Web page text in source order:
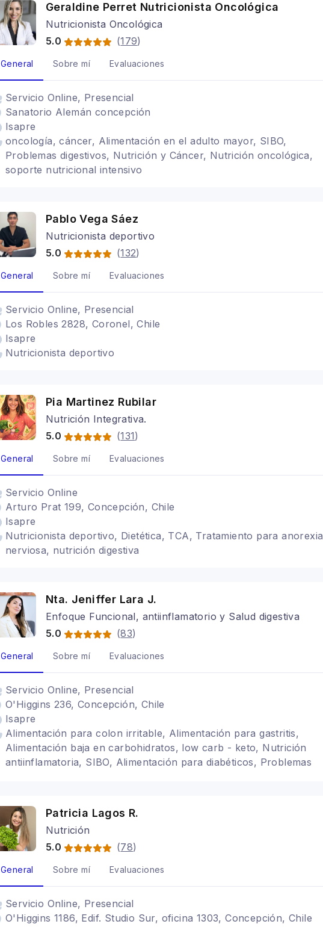
Geraldine Perret Nutricionista Oncológica
Nutricionista Oncológica
5.0
(179)
General Sobre mí Evaluaciones
Servicio Online, Presencial
Sanatorio Alemán concepción
Isapre
oncología, cáncer, Alimentación en el adulto mayor, SIBO,
Problemas digestivos, Nutrición y Cáncer, Nutrición oncológica,
soporte nutricional intensivo
Pablo Vega Sáez
Nutricionista deportivo
5.0
(132)
General Sobre mí Evaluaciones
Servicio Online, Presencial
Los Robles 2828, Coronel, Chile
Isapre
Nutricionista deportivo
Pia Martinez Rubilar
Nutrición Integrativa.
5.0
(131)
General Sobre mí Evaluaciones
Servicio Online
Arturo Prat 199, Concepción, Chile
Isapre
Nutricionista deportivo, Dietética, TCA, Tratamiento para anorexia
nerviosa, nutrición digestiva
Nta. Jeniffer Lara J.
Enfoque Funcional, antiinflamatorio y Salud digestiva
5.0
(83)
General Sobre mí Evaluaciones
Servicio Online, Presencial
O'Higgins 236, Concepción, Chile
Isapre
Alimentación para colon irritable, Alimentación para gastritis,
Alimentación baja en carbohidratos, low carb - keto, Nutrición
antiinflamatoria, SIBO, Alimentación para diabéticos, Problemas
Patricia Lagos R.
Nutrición
5.0
(78)
General Sobre mí Evaluaciones
Servicio Online, Presencial
O'Higgins 1186, Edif. Studio Sur, oficina 1303, Concepción, Chile